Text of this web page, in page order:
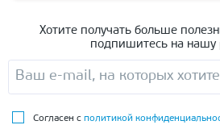
Хотите получать больше
подпишитесь на нашу
Согласен с политикой